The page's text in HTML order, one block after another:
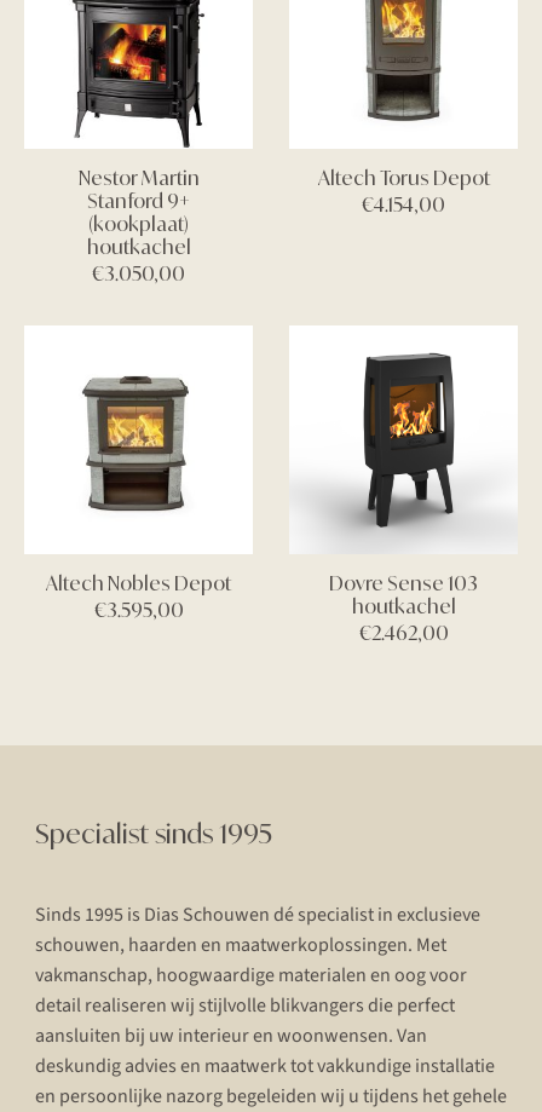
Nestor Martin
Stanford 9+
(kookplaat)
houtkachel
€3.050,00
Altech Torus Depot
€4.154,00
Altech Nobles Depot
€3.595,00
Dovre Sense 103
houtkachel
€2.462,00
Specialist sinds 1995
Sinds 1995 is Dias Schouwen dé specialist in exclusieve
schouwen, haarden en maatwerkoplossingen. Met
vakmanschap, hoogwaardige materialen en oog voor
detail realiseren wij stijlvolle blikvangers die perfect
aansluiten bij uw interieur en woonwensen. Van
deskundig advies en maatwerk tot vakkundige installatie
en persoonlijke nazorg begeleiden wij u tijdens het gehele